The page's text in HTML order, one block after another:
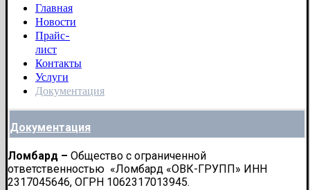
Главная
Новости
Прайс-
лист
Контакты
Услуги
Документация
Документация
Ломбард – Общество с ограниченной
ответственностью «Ломбард «ОВК-ГРУПП» ИНН
2317045646, ОГРН 1062317013945.